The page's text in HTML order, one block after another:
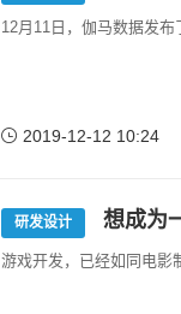
12月11日，伽马数据发布
2019-12-12 10:24
研发设计 想成为
游戏开发，已经如同电影